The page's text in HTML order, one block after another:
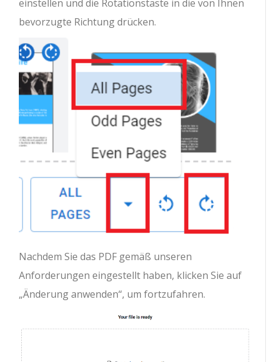
einstellen und die Rotationstaste in die von Ihnen
bevorzugte Richtung drücken.
Nachdem Sie das PDF gemäß unseren
Anforderungen eingestellt haben, klicken Sie auf
„Änderung anwenden“, um fortzufahren.